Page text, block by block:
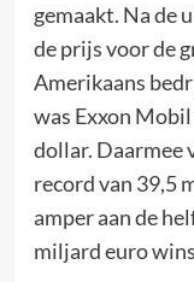
gemaakt. Na de
de prijs voor de
Amerikaans
was Exxon
dollar. Daarmee
record van 39,5
amper aan de
miljard euro